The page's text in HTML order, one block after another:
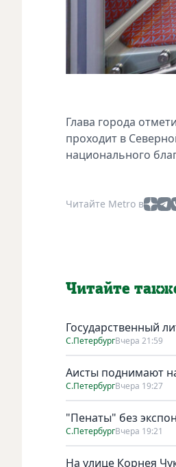
Глава города
проходит в
национального
Читайте Metro в
Читайте
Государственный
С.ПетербургВчера 21:59
Аисты поднимают
С.ПетербургВчера 19:27
"Пенаты" без
С.ПетербургВчера 19:21
На улице Корнея